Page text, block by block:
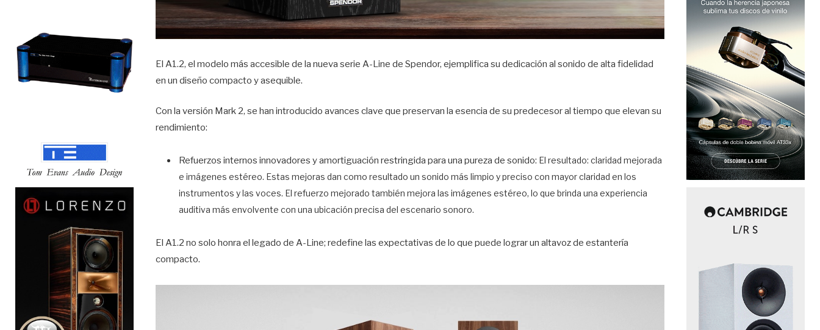
El A1.2, el modelo más accesible de la nueva serie A-Line de Spendor, ejemplifica su dedicación al sonido de alta fidelidad
en un diseño compacto y asequible.
Con la versión Mark 2, se han introducido avances clave que preservan la esencia de su predecesor al tiempo que elevan su
rendimiento:
Refuerzos internos innovadores y amortiguación restringida para una pureza de sonido: El resultado: claridad mejorada
e imágenes estéreo. Estas mejoras dan como resultado un sonido más limpio y preciso con mayor claridad en los
instrumentos y las voces. El refuerzo mejorado también mejora las imágenes estéreo, lo que brinda una experiencia
auditiva más envolvente con una ubicación precisa del escenario sonoro.
El A1.2 no solo honra el legado de A-Line; redefine las expectativas de lo que puede lograr un altavoz de estantería
compacto.